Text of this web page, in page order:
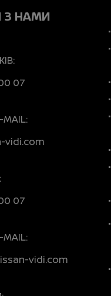
З НАМИ
07
vidi.com
07
vidi.com